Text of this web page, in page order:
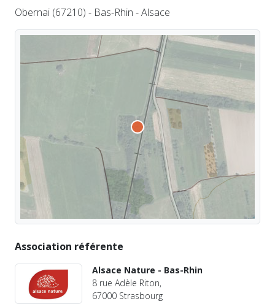
Obernai (67210) - Bas-Rhin - Alsace
Association référente
Alsace Nature - Bas-Rhin
8 rue Adèle Riton,
67000 Strasbourg